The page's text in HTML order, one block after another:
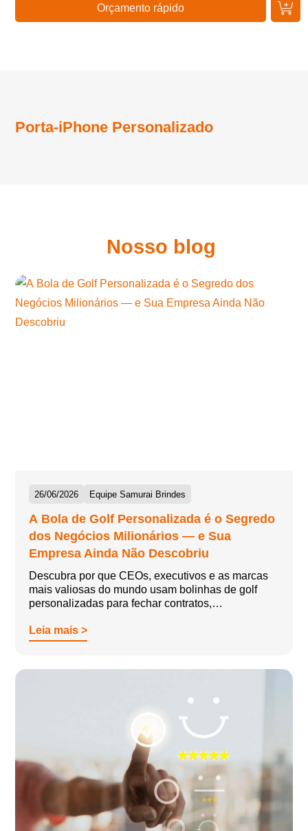
Orçamento rápido
Porta-iPhone Personalizado
Nosso blog
26/06/2026 Equipe Samurai Brindes
A Bola de Golf Personalizada é o Segredo
dos Negócios Milionários — e Sua
Empresa Ainda Não Descobriu
Descubra por que CEOs, executivos e as marcas
mais valiosas do mundo usam bolinhas de golf
personalizadas para fechar contratos,…
Leia mais >